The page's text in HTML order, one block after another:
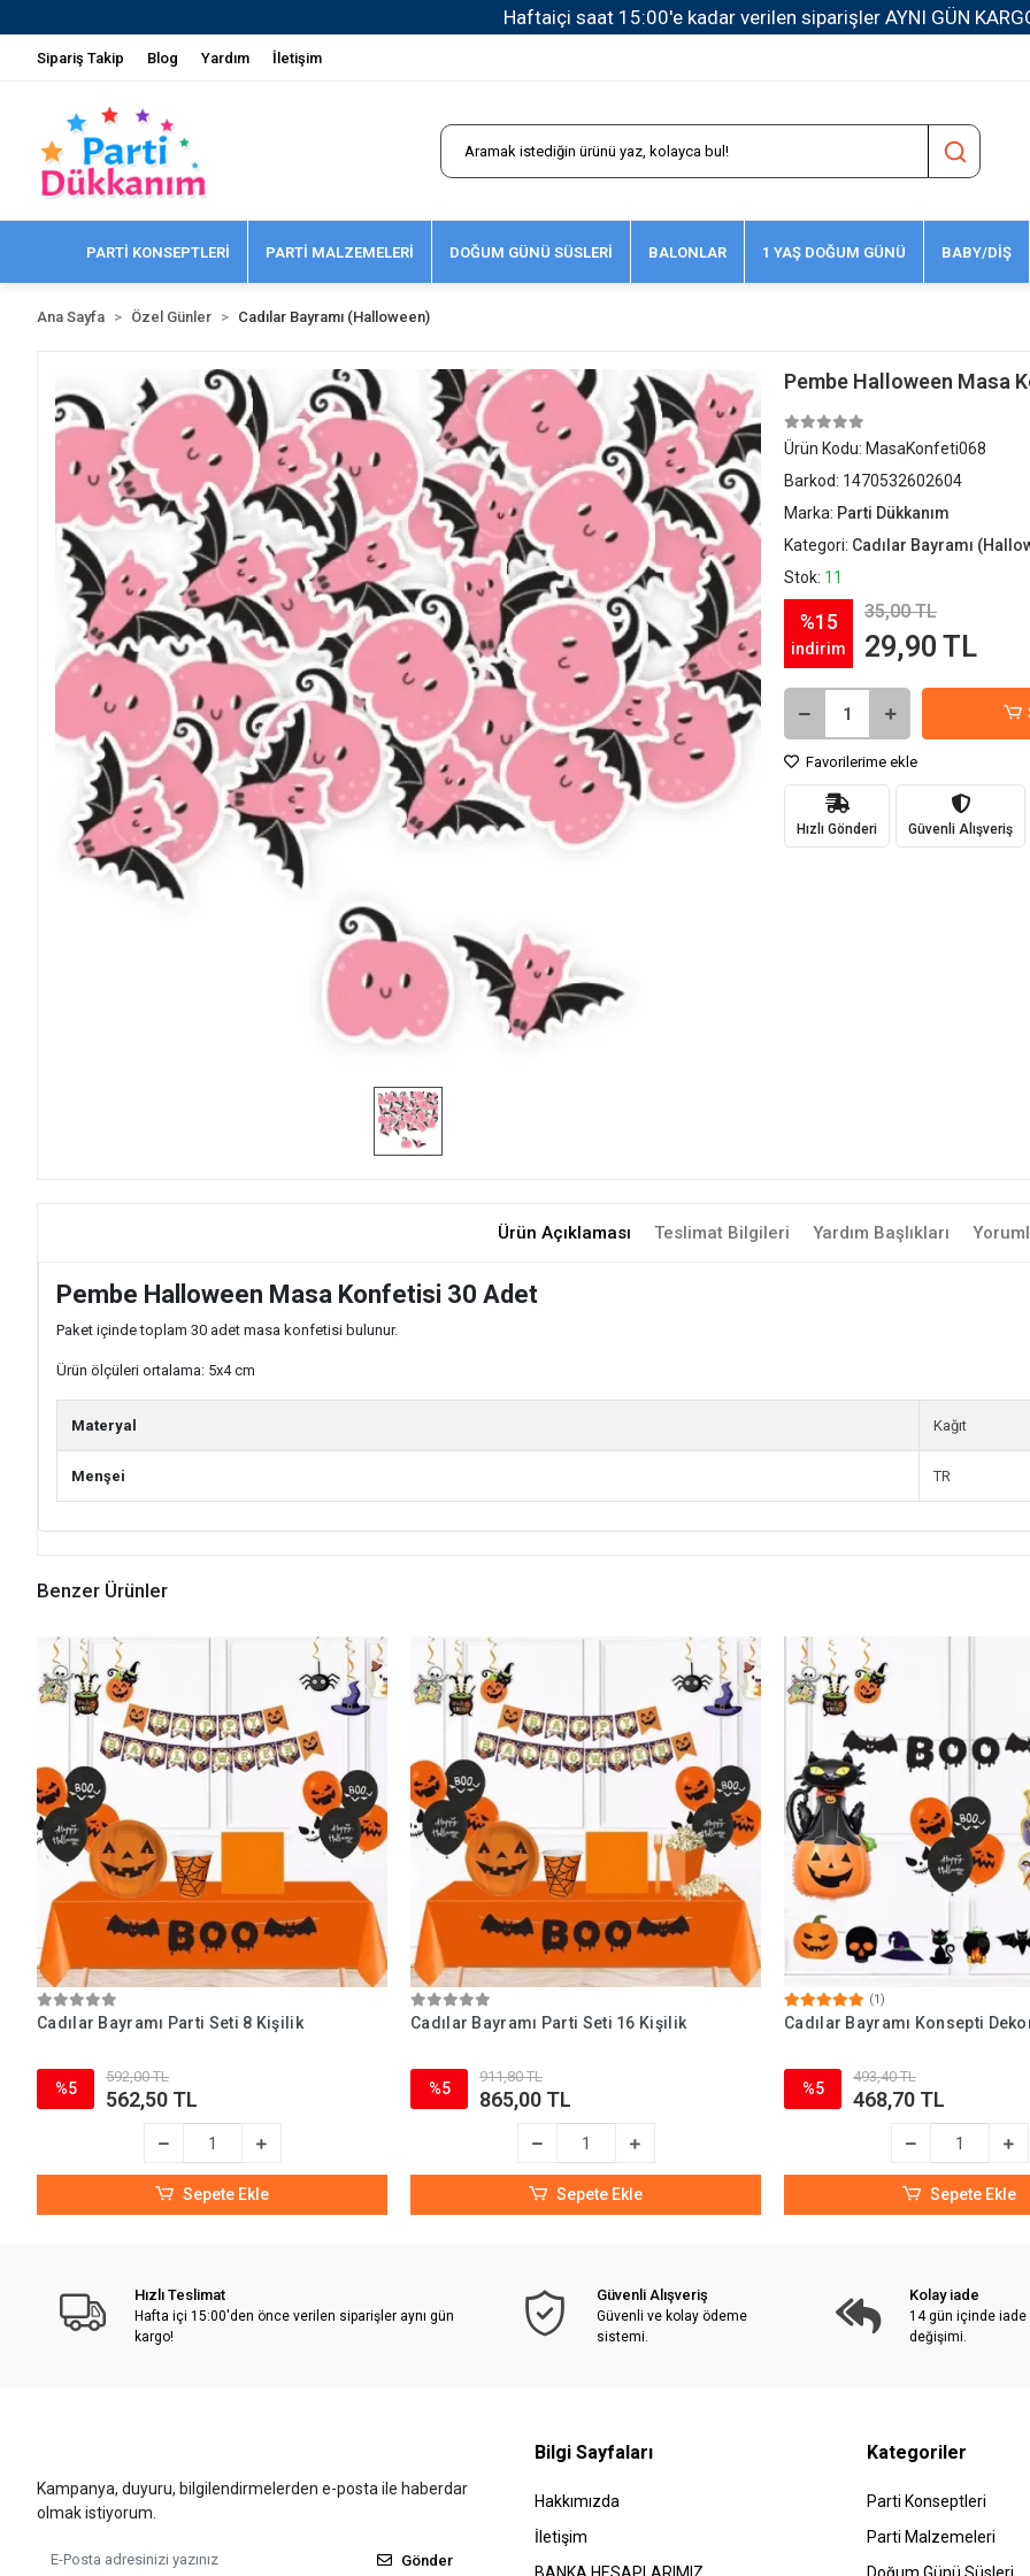
1500 TL ve Üzeri Kargo Ücretsiz!
Sipariş Takip Blog Yardım İletişim
PARTİ KONSEPTLERİ PARTİ MALZEMELERİ DOĞUM GÜNÜ SÜSLERİ BALONLAR 1 YAŞ DOĞUM GÜNÜ BABY/DİŞ
Ana Sayfa Özel Günler Cadılar Bayramı (Halloween)
Pembe Halloween Masa
Ürün Kodu: MasaKonfeti068
Barkod: 1470532602604
Marka: Parti Dükkanım
Kategori: Cadılar Bayramı
Stok: 11
%15
indirim
35,00 TL
29,90 TL
Favorilerime ekle
Hızlı Gönderi Güvenli Alışveriş
Ürün Açıklaması Teslimat Bilgileri Yardım Başlıkları
Pembe Halloween Masa Konfetisi 30 Adet
Paket içinde toplam 30 adet masa konfetisi bulunur.
Ürün ölçüleri ortalama: 5x4 cm
Materyal Kağıt
Menşei TR
Benzer Ürünler
Cadılar Bayramı Parti Seti 8 Kişilik
%5
592,00 TL
562,50 TL
Sepete Ekle
Cadılar Bayramı Parti Seti 16 Kişilik
%5
911,80 TL
865,00 TL
Sepete Ekle
(1)
Cadılar Bayramı Konsepti
%5
493,40 TL
468,70 TL
Sepete Ekle
Hızlı Teslimat
Hafta içi 15:00'den önce verilen siparişler aynı gün
kargo!
Güvenli Alışveriş
Güvenli ve kolay ödeme
sistemi.
Kolay iade
14 gün içinde iade
değişimi.
Kampanya, duyuru, bilgilendirmelerden e-posta ile haberdar
olmak istiyorum.
Gönder
Bilgi Sayfaları
Hakkımızda
İletişim
Kategoriler
Parti Konseptleri
Parti Malzemeleri